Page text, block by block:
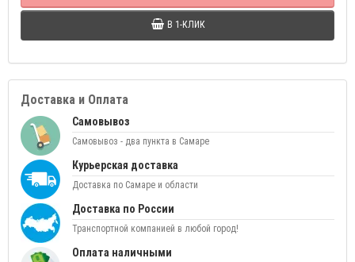
В 1-КЛИК
Доставка и Оплата
Самовывоз
Самовывоз - два пункта в Самаре
Курьерская доставка
Доставка по Самаре и области
Доставка по России
Транспортной компанией в любой город!
Оплата наличными